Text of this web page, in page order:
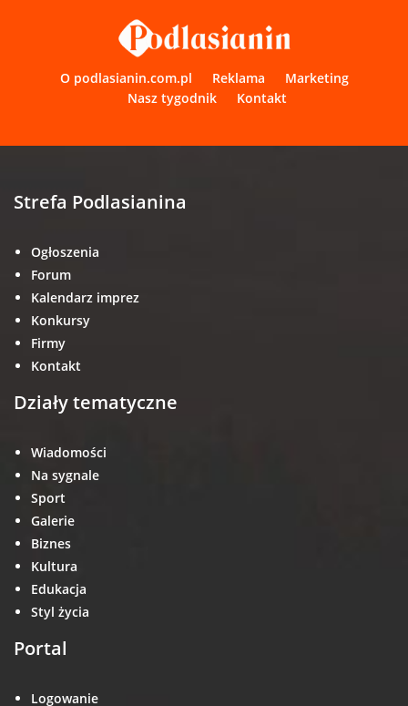
O podlasianin.com.pl Reklama
Marketing
Nasz tygodnik
Kontakt
Strefa Podlasianina
Ogłoszenia
Forum
Kalendarz imprez
Konkursy
Firmy
Kontakt
Działy tematyczne
Wiadomości
Na sygnale
Sport
Galerie
Biznes
Kultura
Edukacja
Styl życia
Portal
Logowanie